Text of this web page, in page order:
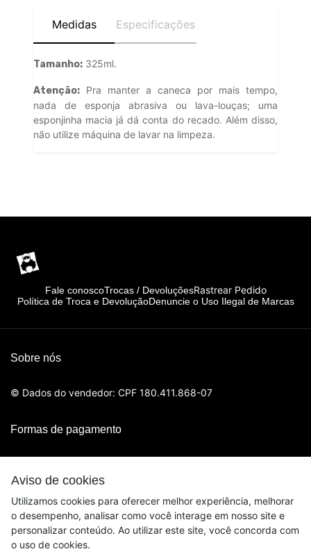
Medidas Especificações
Tamanho: 325ml.
Atenção: Pra manter a caneca por mais tempo,
nada de esponja abrasiva ou lava-louças; uma
esponjinha macia já dá conta do recado. Além disso,
não utilize máquina de lavar na limpeza.
Aviso de cookies
Utilizamos cookies para oferecer melhor experiência, melhorar
o desempenho, analisar como você interage em nosso site e
personalizar conteúdo. Ao utilizar este site, você concorda com
o uso de cookies.
Fale conoscoTrocas / DevoluçõesRastrear Pedido
Política de Troca e DevoluçãoDenuncie o Uso Ilegal de Marcas
Sobre nós
© Dados do vendedor: CPF 180.411.868-07
Formas de pagamento